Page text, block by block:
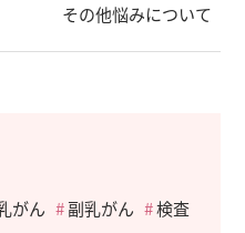
その他悩みについて
がん 副乳がん
検査